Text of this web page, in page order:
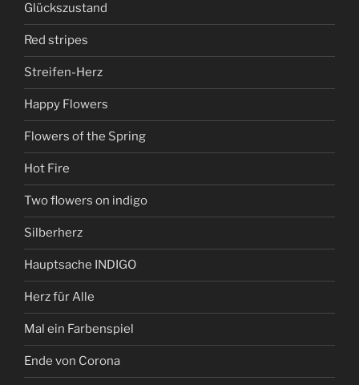
Glückszustand
Red stripes
Streifen-Herz
Happy Flowers
Flowers of the Spring
Hot Fire
Two flowers on indigo
Silberherz
Hauptsache INDIGO
Herz für Alle
Mal ein Farbenspiel
Ende von Corona